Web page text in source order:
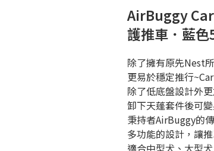
AirBuggy
護推車．藍
除了擁有原先Nest
更易於穩定推行
除了低底盤設計外
卸下天蓬套件後可
秉持者AirBuggy的
多功能的設計，讓
適合中型犬、大型犬